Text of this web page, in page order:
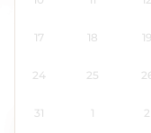
17 18 19
24 25
31 1 2